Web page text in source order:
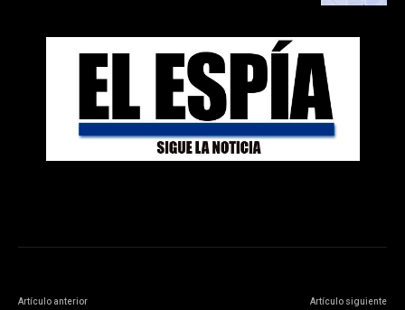
Artículo anterior Artículo siguiente